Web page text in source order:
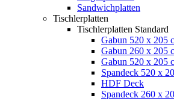
Sandwichplatten
Tischlerplatten
Tischlerplatten Standard
Gabun 520 x 205
Gabun 260 x 205
Gabun 520 x 205
Spandeck 520 x
HDF Deck
Spandeck 260 x